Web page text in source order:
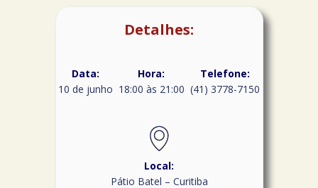
Detalhes:
Data:
10 de junho
Hora:
18:00 às 21:00
Telefone:
(41) 3778-7150
Local:
Pátio Batel – Curitiba